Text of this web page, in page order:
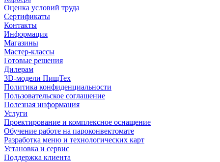
Оценка условий труда
Сертификаты
Контакты
Информация
Магазины
Мастер-классы
Готовые решения
Дилерам
3D-модели ПищТех
Политика конфиденциальности
Пользовательское соглашение
Полезная информация
Услуги
Проектирование и комплексное оснащение
Обучение работе на пароконвектомате
Разработка меню и технологических карт
Установка и сервис
Поддержка клиента